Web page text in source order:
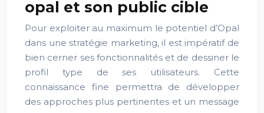
opal et son public cible
Pour exploiter au maximum le potentiel d’Opal
dans une stratégie marketing, il est impératif de
bien cerner ses fonctionnalités et de dessiner le
profil type de ses utilisateurs. Cette
connaissance fine permettra de développer
des approches plus pertinentes et un message